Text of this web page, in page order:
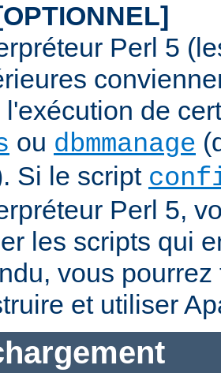
Perl 5
l'exécution de
ou dbmmanage
Si le script
Perl 5,
les scripts qui
vous
et utiliser